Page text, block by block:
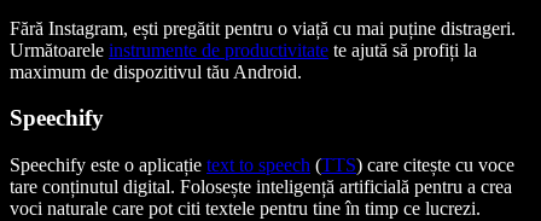
Fără Instagram, ești pregătit pentru o viață cu mai puține distrageri.
Următoarele instrumente de productivitate te ajută să profiți la
maximum de dispozitivul tău Android.
Speechify
Speechify este o aplicație text to speech (TTS) care citește cu voce
tare conținutul digital. Folosește inteligență artificială pentru a crea
voci naturale care pot citi textele pentru tine în timp ce lucrezi.